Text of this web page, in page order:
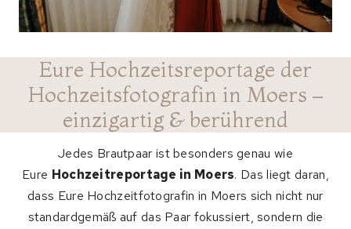
Eure Hochzeitsreportage der
Hochzeitsfotografin in Moers –
einzigartig & berührend
Jedes Brautpaar ist besonders genau wie
Eure Hochzeitreportage in Moers. Das liegt daran,
dass Eure Hochzeitfotografin in Moers sich nicht nur
standardgemäß auf das Paar fokussiert, sondern die